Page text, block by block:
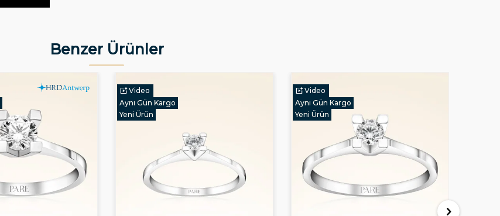
Benzer Ürünler
Video
Aynı Gün Kargo
Yeni Ürün
Video
Aynı Gün Kargo
Yeni Ürün